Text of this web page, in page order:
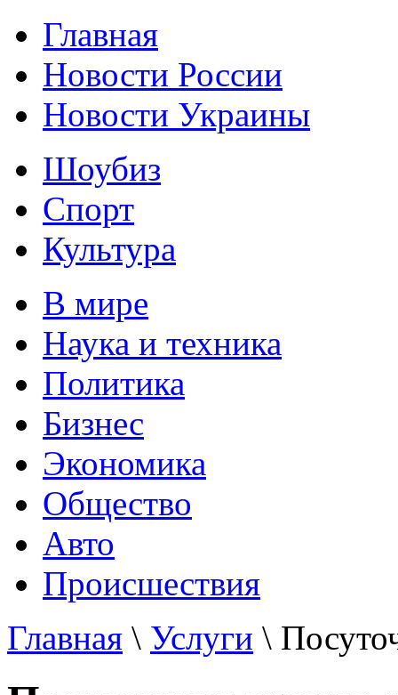
Главная
Новости России
Новости Украины
Шоубиз
Спорт
Культура
В мире
Наука и техника
Политика
Бизнес
Экономика
Общество
Авто
Происшествия
Главная \ Услуги \